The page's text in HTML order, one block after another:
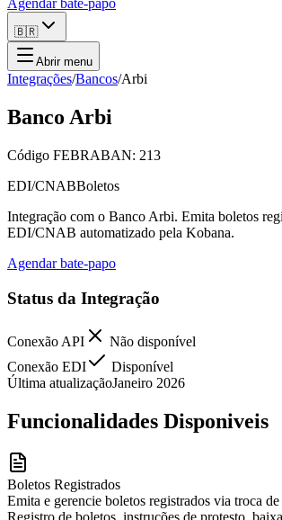
Agendar bate-papo
🇧🇷
Abrir menu
Integrações/Bancos/Arbi
Banco Arbi
Código FEBRABAN: 213
EDI/CNABBoletos
Integração com o Banco Arbi. Emita boletos
EDI/CNAB automatizado pela Kobana.
Agendar bate-papo
Status da Integração
Conexão API
Não disponível
Conexão EDI
Disponível
Última atualizaçãoJaneiro 2026
Funcionalidades Disponiveis
Boletos Registrados
Emita e gerencie boletos registrados via troca
Registro de boletos, instruções de protesto,